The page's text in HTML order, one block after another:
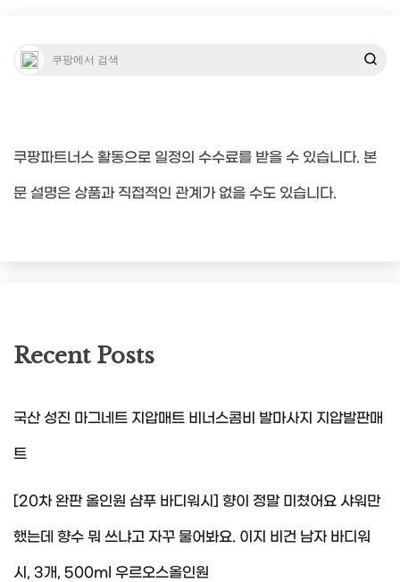
쿠팡파트너스 활동으로 일정의 수수료를 받을 수 있습니다. 본
문 설명은 상품과 직접적인 관계가 없을 수도 있습니다.
Recent Posts
국산 성진 마그네트 지압매트 비너스콤비 발마사지 지압발판매
트
[20차 완판 올인원 샴푸 바디워시] 향이 정말 미쳤어요 샤워만
했는데 향수 뭐 쓰냐고 자꾸 물어봐요. 이지 비건 남자 바디워
시, 3개, 500ml 우르오스올인원